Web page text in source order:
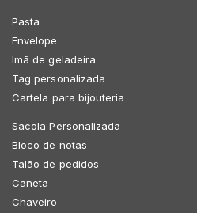
Pasta
Envelope
Imã de geladeira
Tag personalizada
Cartela para bijouteria
Sacola Personalizada
Bloco de notas
Talão de pedidos
Caneta
Chaveiro